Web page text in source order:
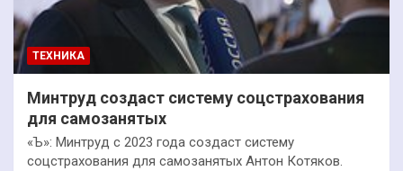
ТЕХНИКА
Минтруд создаст систему соцстрахования
для самозанятых
«Ъ»: Минтруд с 2023 года создаст систему
соцстрахования для самозанятых Антон Котяков.